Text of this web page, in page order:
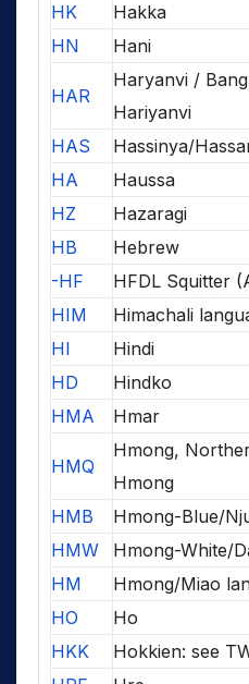
HK
Hakka
HN
Hani
HAR
Haryanvi /
Hariyanvi
HAS
Hassinya/
HA
Haussa
HZ
Hazaragi
HB
Hebrew
-HF
HFDL Squitter
HIM
Himachali
HI
Hindi
HD
Hindko
HMA
Hmar
HMQ
Hmong,
Hmong
HMB
Hmong-Blue/
HMW
Hmong-White/
HM
Hmong/Miao
HO
Ho
HKK
Hokkien: see